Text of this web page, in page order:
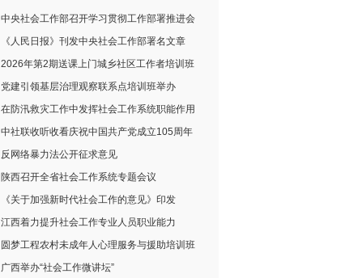
中央社会工作部召开学习贯彻工作部署推进会
《人民日报》刊发中央社会工作部署名文章
2026年第2期送课上门城乡社区工作者培训班
党建引领基层治理观察联系点培训班举办
在防汛救灾工作中发挥社会工作系统职能作用
中社联收听收看庆祝中国共产党成立105周年
反网络暴力法公开征求意见
陕西召开全省社会工作系统专题会议
《关于加强新时代社会工作的意见》印发
江西着力提升社会工作专业人员职业能力
圆梦工程农村未成年人心理服务与援助培训班
广西举办“社会工作微讲坛”